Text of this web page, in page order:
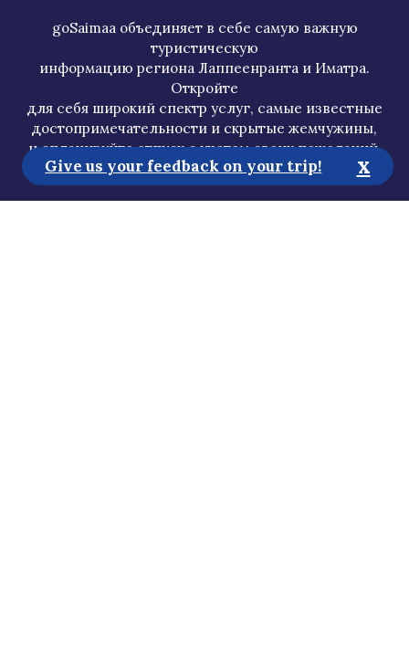
goSaimaa объединяет в себе самую важную
туристическую
информацию региона Лаппеенранта и Иматра.
Откройте
для себя широкий спектр услуг, самые известные
достопримечательности и скрытые жемчужины,
и спланируйте отпуск с учетом своих пожеланий.
Give us your feedback on your trip! x